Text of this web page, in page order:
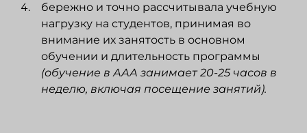
бережно и точно рассчитывала учебную
нагрузку на студентов, принимая во
внимание их занятость в основном
обучении и длительность программы
(обучение в ААА занимает 20-25 часов в
неделю, включая посещение занятий).